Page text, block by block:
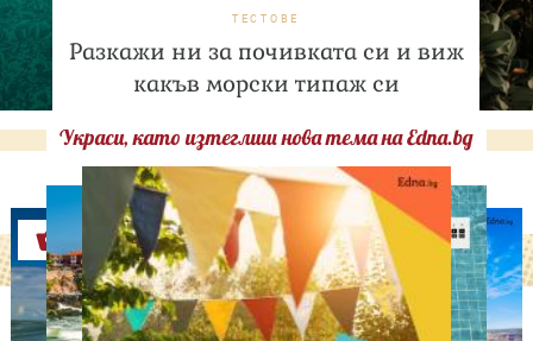
ТЕСТОВЕ
Разкажи ни за почивката си и виж
какъв морски типаж си
Украси, като изтеглиш нова тема на Edna.bg
Оферти
ЛЮБОПИТНО